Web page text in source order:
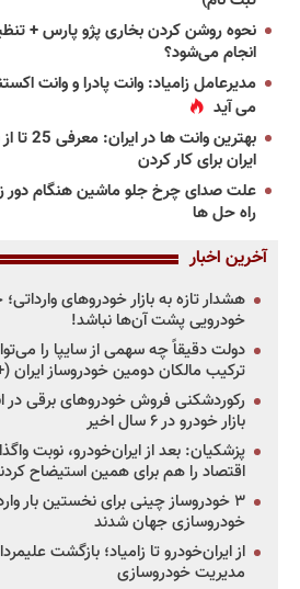
نحوه روشن کردن بخاری پژو پارس +
انجام می‌شود؟
مدیرعامل زامیاد: وانت پادرا و وانت
می آید
بهترین
ایران برای کار کردن
علت صدای چرخ جلو ماشین هنگام
راه حل ها
آخرین اخبار
هشدار تازه به بازار خودروهای
خودرویی پشت آن‌ها نباشد!
دولت دقیقاً چه سهمی از سایپا را
ترکیب مالکان دومین خودروساز ایران
رکوردشکنی فروش خودروهای برقی در
بازار خودرو در ۶ سال اخیر
پزشکیان: بعد از ایران‌خودرو، نوبت
اقتصاد را هم برای همین استیضاح
خودروسازی جهان شدند
از ایران‌خودرو تا زامیاد؛ بازگشت
مدیریت خودروسازی